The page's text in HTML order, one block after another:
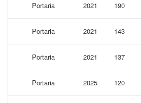
Portaria 2021 190
Portaria 2021 143
Portaria 2021 137
Portaria 2025 120